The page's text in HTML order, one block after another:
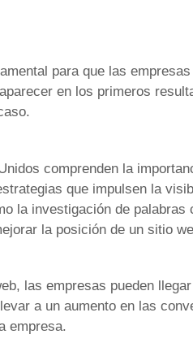
para que las
en los primeros
comprenden la
que impulsen la
la investigación de
la posición de un sitio
las empresas pueden
a un aumento en las
empresa.